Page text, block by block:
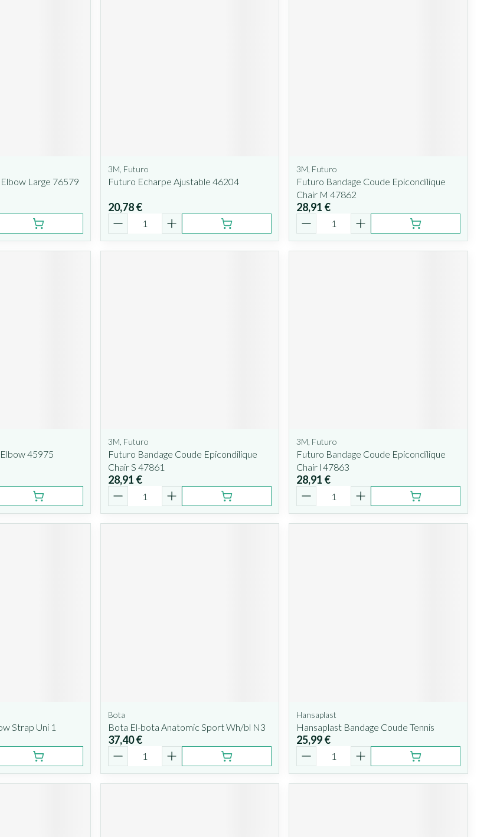
Large 76579
3M, Futuro
Futuro Echarpe Ajustable 46204
20,78 €
Quantité
3M, Futuro
Futuro Bandage Coude Epicondilique
Chair M 47862
28,91 €
Quantité
45975
3M, Futuro
Futuro Bandage Coude Epicondilique
Chair S 47861
28,91 €
Quantité
3M, Futuro
Futuro Bandage Coude Epicondilique
Chair l 47863
28,91 €
Quantité
Strap Uni 1
Bota
Bota El-bota Anatomic Sport Wh/bl N3
37,40 €
Quantité
Hansaplast
Hansaplast Bandage Coude Tennis
25,99 €
Quantité